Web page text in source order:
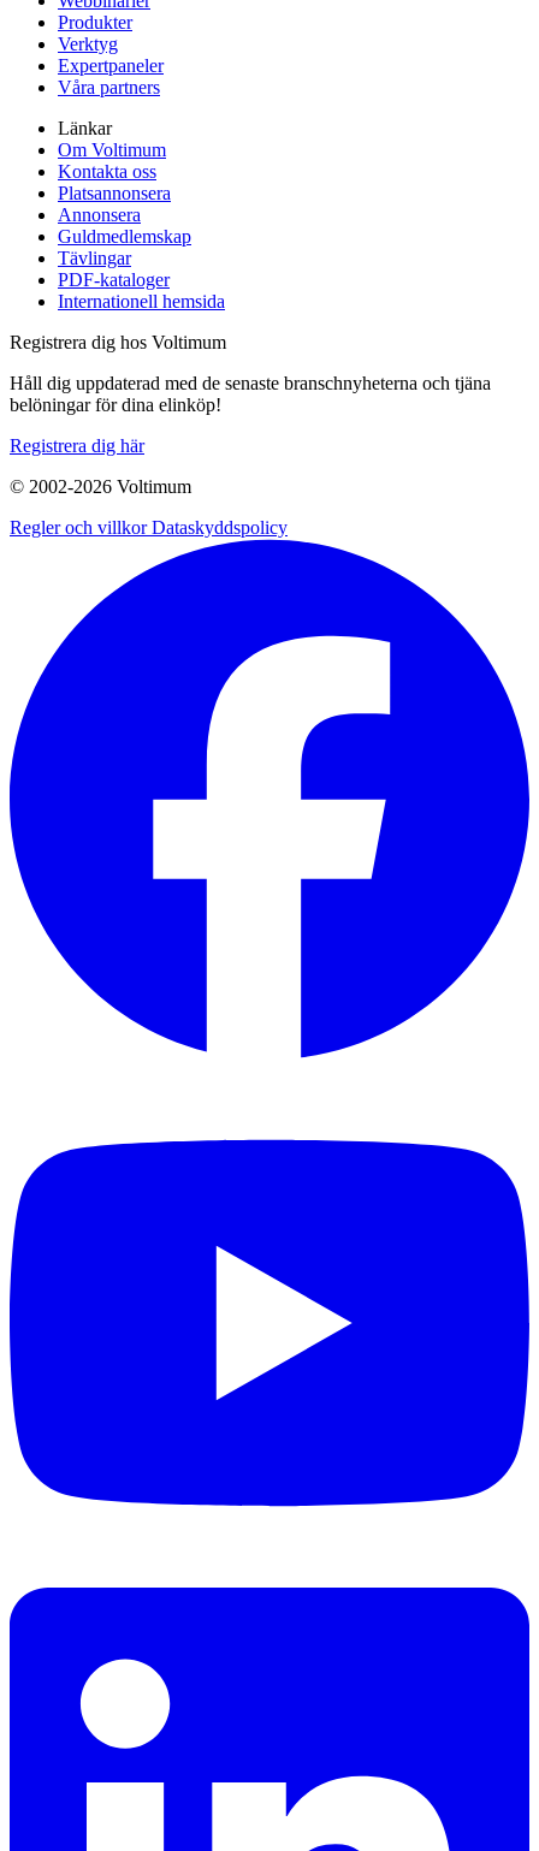
Produkter
Verktyg
Expertpaneler
Våra partners
Länkar
Om Voltimum
Kontakta oss
Platsannonsera
Annonsera
Guldmedlemskap
Tävlingar
PDF-kataloger
Internationell hemsida
Registrera dig hos Voltimum
Håll dig uppdaterad med de senaste branschnyheterna och tjäna
belöningar för dina elinköp!
Registrera dig här
© 2002-2026 Voltimum
Regler och villkorDataskyddspolicy